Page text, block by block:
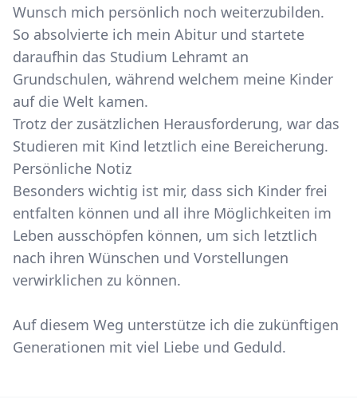
Wunsch mich persönlich noch weiterzubilden.
So absolvierte ich mein Abitur und startete
daraufhin das Studium Lehramt an
Grundschulen, während welchem meine Kinder
auf die Welt kamen.
Trotz der zusätzlichen Herausforderung, war das
Studieren mit Kind letztlich eine Bereicherung.
Persönliche Notiz
Besonders wichtig ist mir, dass sich Kinder frei
entfalten können und all ihre Möglichkeiten im
Leben ausschöpfen können, um sich letztlich
nach ihren Wünschen und Vorstellungen
verwirklichen zu können.
Auf diesem Weg unterstütze ich die zukünftigen
Generationen mit viel Liebe und Geduld.